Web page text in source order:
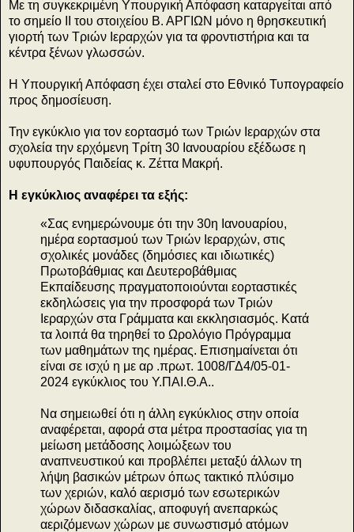
Με τη συγκεκριμένη Υπουργική Απόφαση καταργείται από
το σημείο II του στοιχείου Β. ΑΡΓΙΩΝ μόνο η θρησκευτική
γιορτή των Τριών Ιεραρχών για τα φροντιστήρια και τα
κέντρα ξένων γλωσσών.
Η Υπουργική Απόφαση έχει σταλεί στο Εθνικό Τυπογραφείο
προς δημοσίευση.
Την εγκύκλιο για τον εορτασμό των Τριών Ιεραρχών στα
σχολεία την ερχόμενη Τρίτη 30 Ιανουαρίου εξέδωσε η
υφυπουργός Παιδείας κ. Ζέττα Μακρή.
Η εγκύκλιος αναφέρει τα εξής:
«Σας ενημερώνουμε ότι την 30η Ιανουαρίου,
ημέρα εορτασμού των Τριών Ιεραρχών, στις
σχολικές μονάδες (δημόσιες και ιδιωτικές)
Πρωτοβάθμιας και Δευτεροβάθμιας
Εκπαίδευσης πραγματοποιούνται εορταστικές
εκδηλώσεις για την προσφορά των Τριών
Ιεραρχών στα Γράμματα και εκκλησιασμός. Κατά
τα λοιπά θα τηρηθεί το Ωρολόγιο Πρόγραμμα
των μαθημάτων της ημέρας. Επισημαίνεται ότι
είναι σε ισχύ η με αρ .πρωτ. 1008/ΓΔ4/05-01-
2024 εγκύκλιος του Υ.ΠΑΙ.Θ.Α..
Να σημειωθεί ότι η άλλη εγκύκλιος στην οποία
αναφέρεται, αφορά στα μέτρα προστασίας για τη
μείωση μετάδοσης λοιμώξεων του
αναπνευστικού και προβλέπει μεταξύ άλλων τη
λήψη βασικών μέτρων όπως τακτικό πλύσιμο
των χεριών, καλό αερισμό των εσωτερικών
χώρων διδασκαλίας, αποφυγή ανεπαρκώς
αεριζόμενων χώρων με συνωστισμό ατόμων